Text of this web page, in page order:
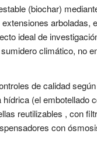
(biochar)
ideal de
climático, no
de calidad
(el embotellado
reutilizables , con
con